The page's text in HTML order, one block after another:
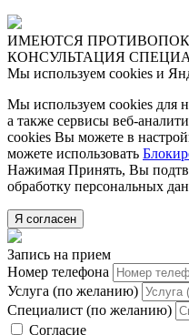
ИМЕЮТСЯ
КОНСУЛЬТАЦИЯ
Мы используем cookies и
Мы используем cookies для
а также сервисы веб-
cookies Вы можете в
можете использовать
Нажимая Принять, Вы
обработку персональных
Я согласен
Запись на прием
Номер телефона
Услуга (по желанию)
Специалист (по желанию)
Согласие